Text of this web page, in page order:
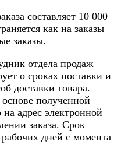
составляет 10 000
как на заказы
заказы.
отдела продаж
о сроках поставки и
доставки товара.
полученной
адрес электронной
заказа. Срок
дней с момента